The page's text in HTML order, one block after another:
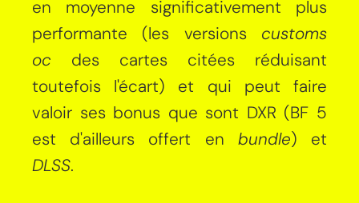
en moyenne significativement plus
performante (les versions customs
oc des cartes citées réduisant
toutefois l'écart) et qui peut faire
valoir ses bonus que sont DXR (BF 5
est d'ailleurs offert en bundle) et
DLSS.